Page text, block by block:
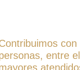
entre